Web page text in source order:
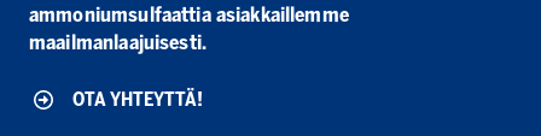
ammoniumsulfaattia asiakkaillemme
maailmanlaajuisesti.
OTA YHTEYTTÄ!